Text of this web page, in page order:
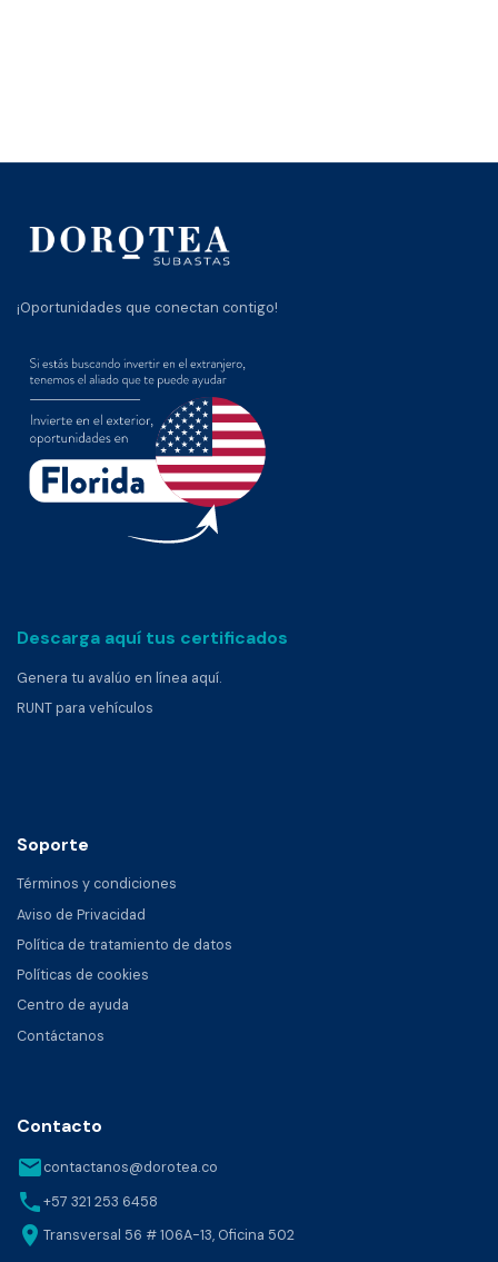
¡Oportunidades que conectan contigo!
Descarga aquí tus certificados
Genera tu avalúo en línea aquí.
RUNT para vehículos
Soporte
Términos y condiciones
Aviso de Privacidad
Política de tratamiento de datos
Políticas de cookies
Centro de ayuda
Contáctanos
Contacto
emailcontactanos@dorotea.co
phone+57 321 253 6458
location_onTransversal 56 # 106A-13, Oficina 502